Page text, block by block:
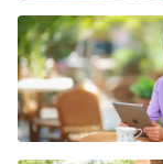
Στη συνέχεια,
λένε: «Κατά
πολλές
μέλλον. Το